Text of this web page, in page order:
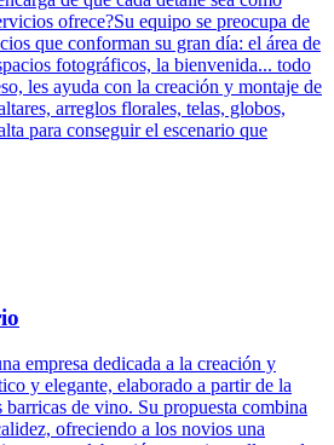
ofrece?Su equipo se preocupa de
que conforman su gran día: el área de
fotográficos, la bienvenida... todo
les ayuda con la creación y montaje de
arreglos florales, telas, globos,
para conseguir el escenario que
empresa dedicada a la creación y
y elegante, elaborado a partir de la
barricas de vino. Su propuesta combina
ofreciendo a los novios una